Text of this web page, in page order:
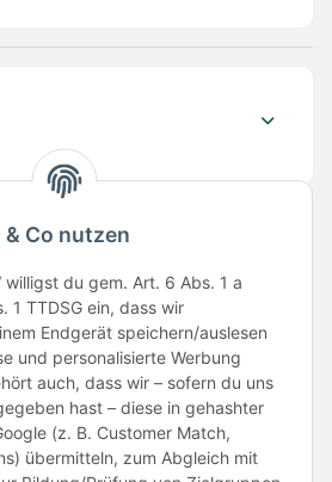
Co nutzen
willigst du gem. Art. 6 Abs. 1 a
1 TTDSG ein, dass wir
Endgerät speichern/auslesen
und personalisierte Werbung
auch, dass wir – sofern du uns
hast – diese in gehashter
(z. B. Customer Match,
übermitteln, zum Abgleich mit